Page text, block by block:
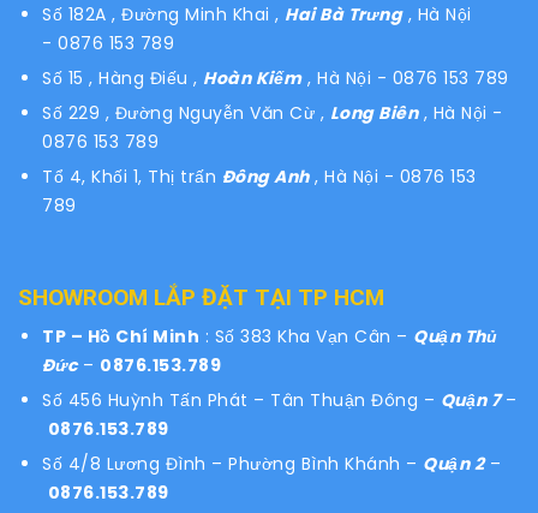
Số 182A , Đường Minh Khai , Hai Bà Trưng, Hà Nội
- 0876 153 789
Số 15 , Hàng Điếu , Hoàn Kiếm, Hà Nội - 0876 153 789
Số 229 , Đường Nguyễn Văn Cừ , Long Biên , Hà Nội -
0876 153 789
Tổ 4, Khối 1, Thị trấn Đông Anh, Hà Nội - 0876 153
789
SHOWROOM LẮP ĐẶT TẠI TP HCM
TP – Hồ Chí Minh : Số 383 Kha Vạn Cân – Quận Thủ
Đức– 0876.153.789
Số 456 Huỳnh Tấn Phát – Tân Thuận Đông – Quận 7–
0876.153.789
Số 4/8 Lương Đình – Phường Bình Khánh – Quận 2–
0876.153.789